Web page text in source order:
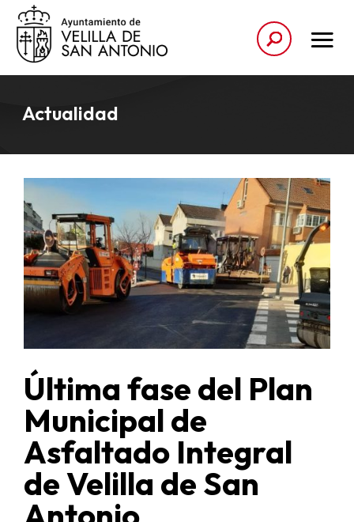
Actualidad
Última fase del Plan
Municipal de
Asfaltado Integral
de Velilla de San